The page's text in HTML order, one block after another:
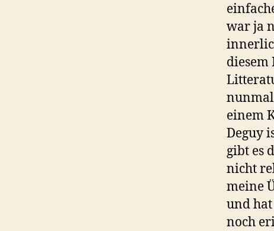
war ja
nunmal
einem
Deguy
gibt es
nicht
meine
und
noch